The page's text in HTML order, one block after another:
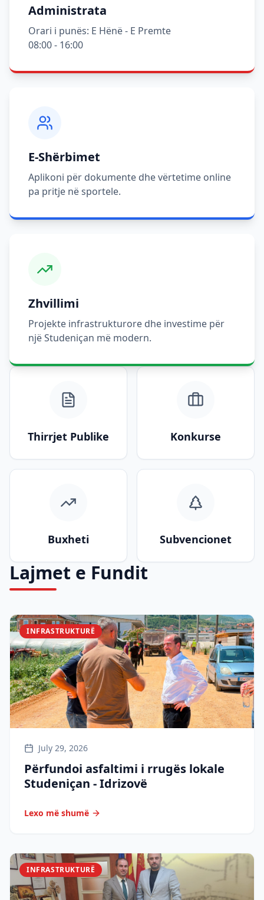
Administrata
Orari i punës: E Hënë - E Premte
08:00 - 16:00
E-Shërbimet
Aplikoni për dokumente dhe vërtetime online
pa pritje në sportele.
Zhvillimi
Projekte infrastrukturore dhe investime për
një Studeniçan më modern.
Thirrjet Publike Konkurse
Buxheti Subvencionet
Lajmet e Fundit
INFRASTRUKTURË
July 29, 2026
Përfundoi asfaltimi i rrugës lokale
Studeniçan - Idrizovë
Lexo më shumë
INFRASTRUKTURË